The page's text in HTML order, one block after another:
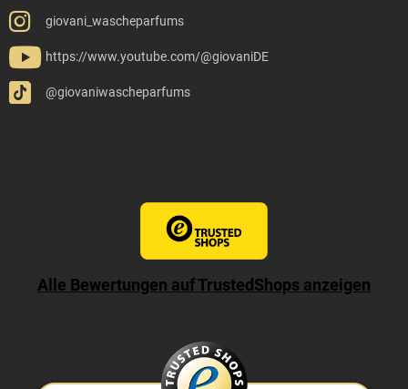
giovani_wascheparfums
https://www.youtube.com/@giovaniDE
@giovaniwascheparfums
Alle Bewertungen auf TrustedShops anzeigen